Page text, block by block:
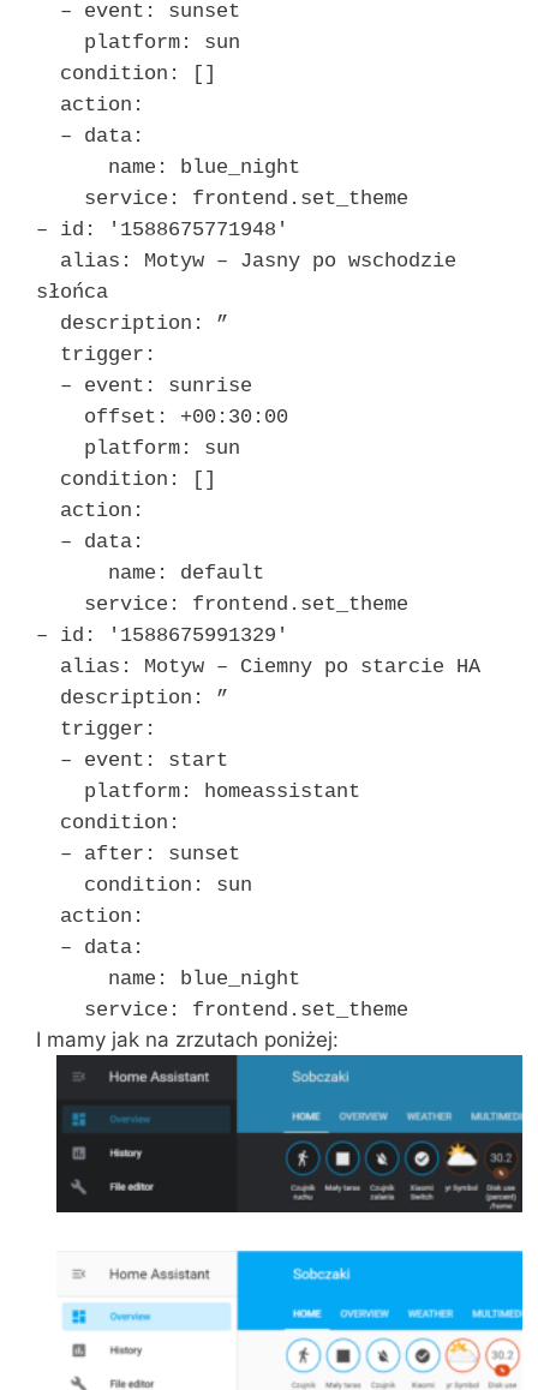
– event: sunset
platform: sun
condition: []
action:
– data:
name: blue_night
service: frontend.set_theme
– id: '1588675771948′
alias: Motyw – Jasny po wschodzie
słońca
description: ”
trigger:
– event: sunrise
offset: +00:30:00
platform: sun
condition: []
action:
– data:
name: default
service: frontend.set_theme
– id: '1588675991329′
alias: Motyw – Ciemny po starcie HA
description: ”
trigger:
– event: start
platform: homeassistant
condition:
– after: sunset
condition: sun
action:
– data:
name: blue_night
service: frontend.set_theme
I mamy jak na zrzutach poniżej: